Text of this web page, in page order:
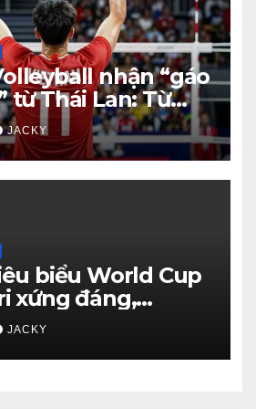
nhận “gáo
từ Thái Lan: Từ
thua ngược 2-3
JACKY
biểu World Cup
xứng đáng,
cổ tích, Vozinha
JACKY